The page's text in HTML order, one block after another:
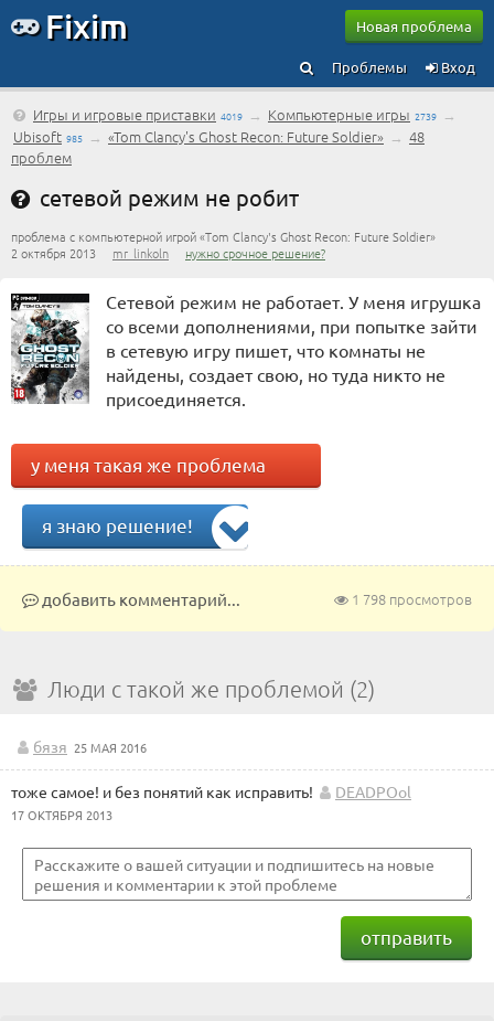
Fixim Новая проблема
Вход
Проблемы
Игры и игровые приставки 4019 → Компьютерные игры 2739 →
Ubisoft 985 → «Tom Clancy's Ghost Recon: Future Soldier» → 48
проблем
сетевой режим не робит
проблема с компьютерной игрой «Tom Clancy's Ghost Recon: Future Soldier»
2 октября 2013 mr_linkoln нужно срочное решение?
Сетевой режим не работает. У меня игрушка
со всеми дополнениями, при попытке зайти
в сетевую игру пишет, что комнаты не
найдены, создает свою, но туда никто не
присоединяется.
у меня такая же проблема
я знаю решение!
1 798 просмотров
добавить комментарий...
Люди с такой же проблемой (2)
бязя 25 МАЯ 2016
тоже самое! и без понятий как исправить! DEADPOol
17 ОКТЯБРЯ 2013
отправить